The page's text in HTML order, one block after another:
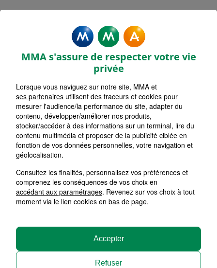
Rechercher une agence par code postal ou ville
Commencez à taper pour voir les suggestions de
Aucune suggestion disponible
LISTE AGENCES
HORAIRES D'AUJOURD'HUI
Fermée
2 CLAYE SOUILLY
HORAIRES D'AUJOURD'HUI
Fermée
3 AULNAY SOUS BOIS
CHELLES
MMA s'assure de respecter votre vie
privée
Lorsque vous naviguez sur notre site, MMA et
ses partenaires utilisent des traceurs et cookies pour
mesurer l'audience/la performance du site, adapter du
contenu, développer/améliorer nos produits,
stocker/accéder à des informations sur un terminal, lire du
contenu multimédia et proposer de la publicité ciblée en
fonction de vos données personnelles, votre navigation et
géolocalisation.
Consultez les finalités, personnalisez vos préférences et
comprenez les conséquences de vos choix en
accédant aux paramétrages. Revenez sur vos choix à tout
moment via le lien cookies en bas de page.
Refuser
Accepter